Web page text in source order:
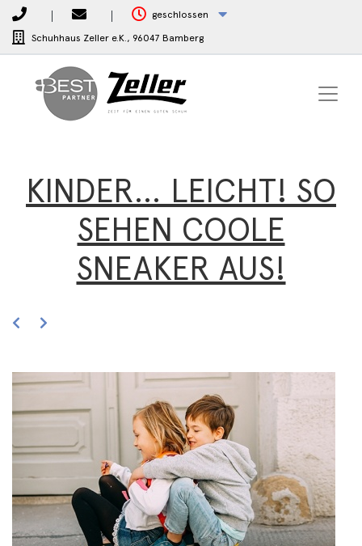
geschlossen
Schuhhaus Zeller e.K., 96047 Bamberg
KINDER… LEICHT! SO
SEHEN COOLE
SNEAKER AUS!